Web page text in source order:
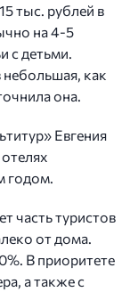
тыс. рублей в
на 4-5
с детьми.
как
она.
Евгения
годом.
часть туристов
от дома.
В приоритете
а также с